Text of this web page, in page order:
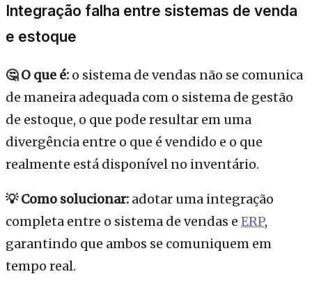
Integração falha entre sistemas de venda
e estoque
🤔 O que é: o sistema de vendas não se comunica
de maneira adequada com o sistema de gestão
de estoque, o que pode resultar em uma
divergência entre o que é vendido e o que
realmente está disponível no inventário.
💡 Como solucionar: adotar uma integração
completa entre o sistema de vendas e ERP,
garantindo que ambos se comuniquem em
tempo real.